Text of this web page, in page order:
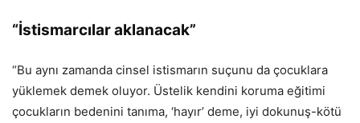
“İstismarcılar aklanacak”
“Bu aynı zamanda cinsel istismarın suçunu da çocuklara
yüklemek demek oluyor. Üstelik kendini koruma eğitimi
çocukların bedenini tanıma, ‘hayır’ deme, iyi dokunuş-kötü